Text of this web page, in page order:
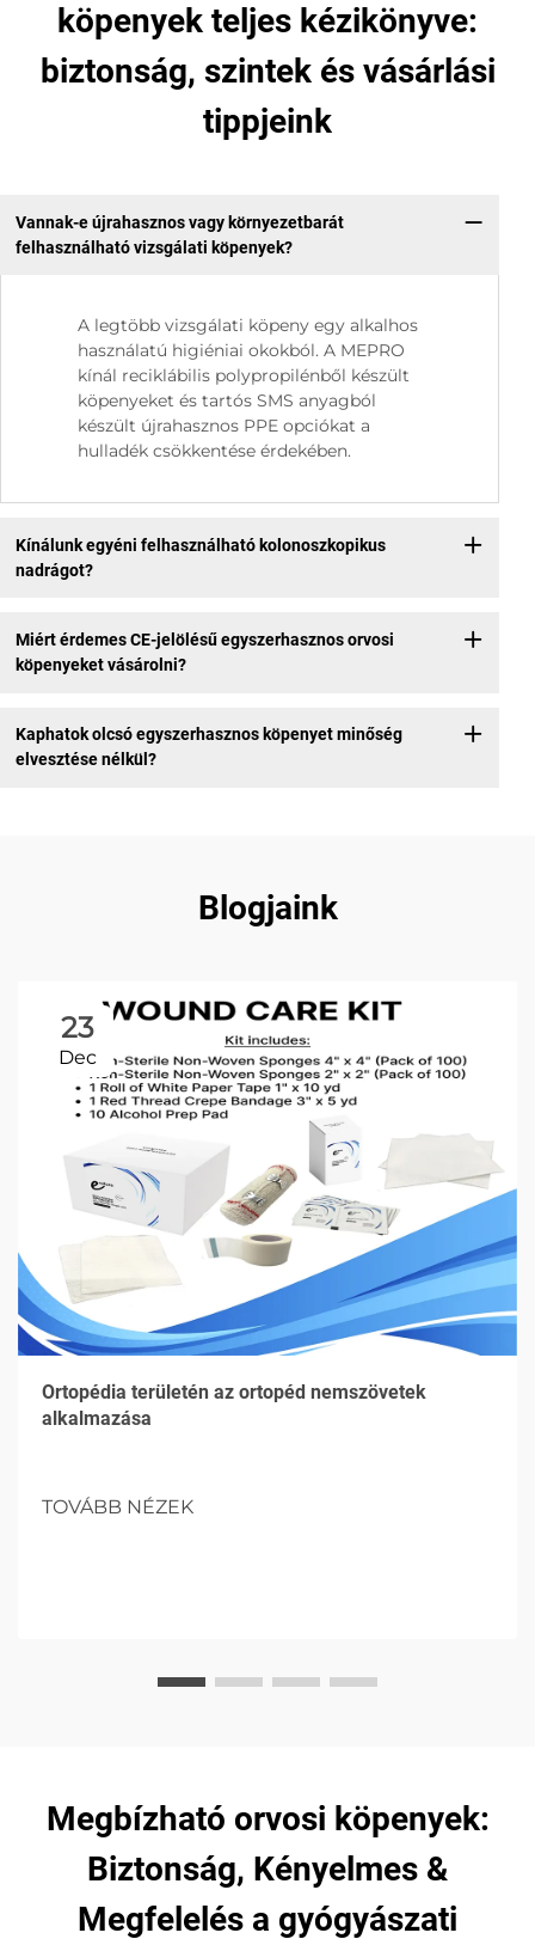
köpenyek teljes kézikönyve:
biztonság, szintek és vásárlási
tippjeink
Vannak-e újrahasznos vagy környezetbarát
felhasználható vizsgálati köpenyek?
A legtöbb vizsgálati köpeny egy alkalhos
használatú higiéniai okokból. A MEPRO
kínál reciklábilis polypropilénből készült
köpenyeket és tartós SMS anyagból
készült újrahasznos PPE opciókat a
hulladék csökkentése érdekében.
Kínálunk egyéni felhasználható kolonoszkopikus
nadrágot?
Miért érdemes CE-jelölésű egyszerhasznos orvosi
köpenyeket vásárolni?
Kaphatok olcsó egyszerhasznos köpenyet minőség
elvesztése nélkül?
Blogjaink
23
Dec
Ortopédia területén az ortopéd nemszövetek
alkalmazása
TOVÁBB NÉZEK
Megbízható orvosi köpenyek:
Biztonság, Kényelmes &
Megfelelés a gyógyászati